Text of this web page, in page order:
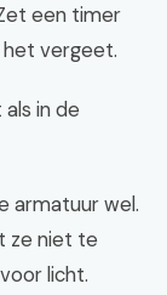
een timer
vergeet.
in de
armatuur wel.
ze niet te
licht.